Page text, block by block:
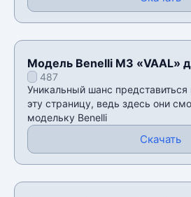
Модель Benelli M3 «VAAL»
487
Уникальный шанс представиться
эту страницу, ведь здесь они
модельку Benelli
Скачать